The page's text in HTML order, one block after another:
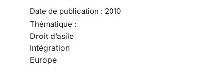
Date de publication : 2010
Thématique :
Droit d’asile
Intégration
Europe